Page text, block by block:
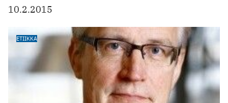
10.2.2015
ETIIKKA